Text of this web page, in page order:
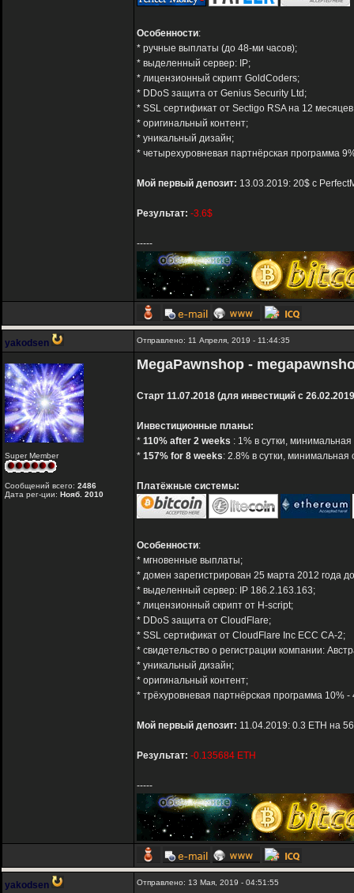
Особенности:
* ручные выплаты (до 48-ми часов);
* выделенный сервер: IP;
* лицензионный скрипт GoldCoders;
* DDoS защита от Genius Security Ltd;
* SSL сертификат от Sectigo RSA на 12
* оригинальный контент;
* уникальный дизайн;
* четырехуровневая партнёрская программа
Мой первый депозит: 13.03.2019: 20$ с
Результат: -3.6$
-----
yakodsen Отправлено: 11 Апреля, 2019 - 11:44:35
Super Member
Сообщений всего: 2486
Дата рег-ции: Нояб. 2010
MegaPawnshop -
Старт 11.07.2018 (для инвестиций с
Инвестиционные планы:
* 110% after 2 weeks : 1% в сутки,
* 157% for 8 weeks: 2.8% в сутки,
Платёжные системы:
Особенности:
* мгновенные выплаты;
* домен зарегистрирован 25 марта 2012 года
* выделенный сервер: IP 186.2.163.163;
* лицензионный скрипт от H-script;
* DDoS защита от CloudFlare;
* SSL сертификат от CloudFlare Inc ECC CA-2;
* свидетельство о регистрации компании:
* уникальный дизайн;
* оригинальный контент;
* трёхуровневая партнёрская программа 10%
Мой первый депозит: 11.04.2019: 0.3 ETH на
Результат: -0.135684 ETH
-----
yakodsen Отправлено: 13 Мая, 2019 - 04:51:55